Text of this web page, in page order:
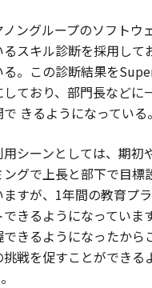
ングループのソフトウ
スキル診断を採用して
。この診断結果を
しており、部門長などに
きるようになっている。
用シーンとしては、期初
グで上長と部下で目標
すが、1年間の教育プ
きるようになっていま
できるようになったから
戦を促すことができる